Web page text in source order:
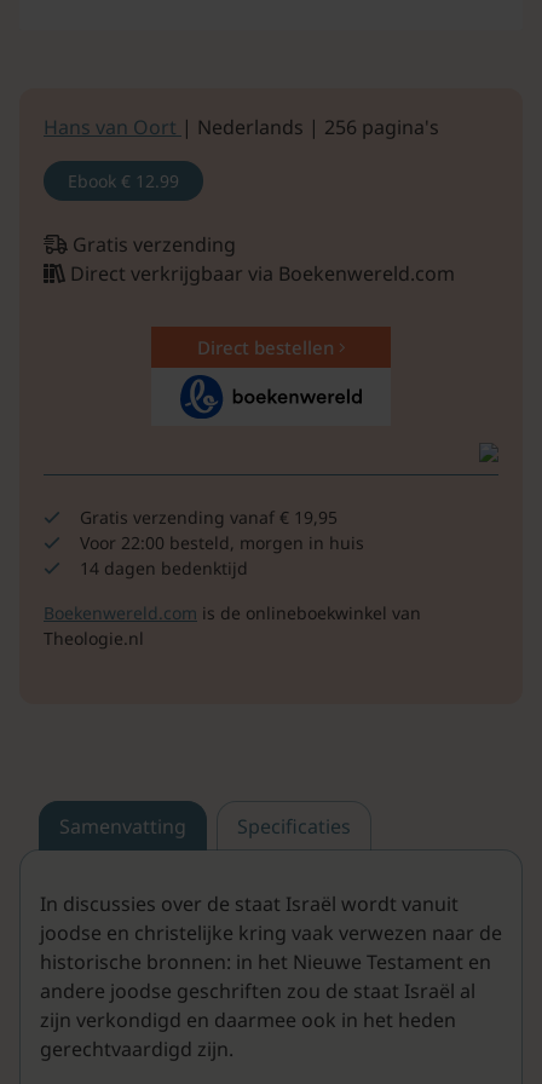
Hans van Oort | Nederlands | 256 pagina's
Ebook € 12.99
Gratis verzending
Direct verkrijgbaar via Boekenwereld.com
Direct bestellen
Gratis verzending vanaf € 19,95
Voor 22:00 besteld, morgen in huis
14 dagen bedenktijd
Boekenwereld.com is de onlineboekwinkel van
Theologie.nl
Samenvatting Specificaties
In discussies over de staat Israël wordt vanuit
joodse en christelijke kring vaak verwezen naar de
historische bronnen: in het Nieuwe Testament en
andere joodse ge­schriften zou de staat Israël al
zijn verkondigd en daarmee ook in het heden
gerechtvaardigd zijn.